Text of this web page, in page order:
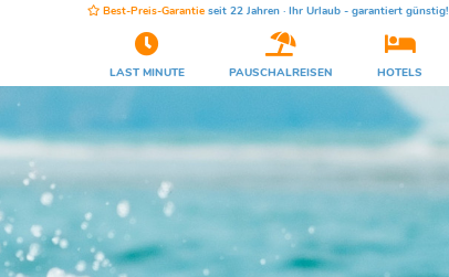
Best-Preis-Garantie seit 22 Jahren · Ihr Urlaub - garantiert günstig!
LAST MINUTE PAUSCHALREISEN HOTELS